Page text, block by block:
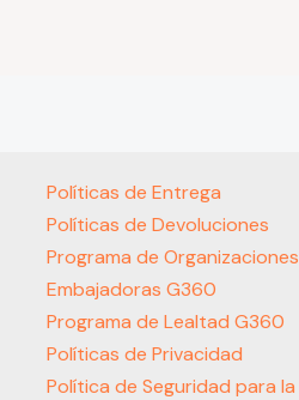
Políticas de Entrega
Políticas de Devoluciones
Programa de Organizaciones
Embajadoras G360
Programa de Lealtad G360
Políticas de Privacidad
Política de Seguridad para la